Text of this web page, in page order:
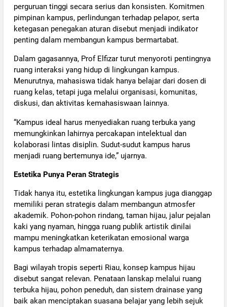
perguruan tinggi secara serius dan konsisten. Komitmen
pimpinan kampus, perlindungan terhadap pelapor, serta
ketegasan penegakan aturan disebut menjadi indikator
penting dalam membangun kampus bermartabat.
Dalam gagasannya, Prof Elfizar turut menyoroti pentingnya
ruang interaksi yang hidup di lingkungan kampus.
Menurutnya, mahasiswa tidak hanya belajar dari dosen di
ruang kelas, tetapi juga melalui organisasi, komunitas,
diskusi, dan aktivitas kemahasiswaan lainnya.
“Kampus ideal harus menyediakan ruang terbuka yang
memungkinkan lahirnya percakapan intelektual dan
kolaborasi lintas disiplin. Sudut-sudut kampus harus
menjadi ruang bertemunya ide,” ujarnya.
Estetika Punya Peran Strategis
Tidak hanya itu, estetika lingkungan kampus juga dianggap
memiliki peran strategis dalam membangun atmosfer
akademik. Pohon-pohon rindang, taman hijau, jalur pejalan
kaki yang nyaman, hingga ruang publik artistik dinilai
mampu meningkatkan keterikatan emosional warga
kampus terhadap almamaternya.
Bagi wilayah tropis seperti Riau, konsep kampus hijau
disebut sangat relevan. Penataan lanskap melalui ruang
terbuka hijau, pohon peneduh, dan sistem drainase yang
baik akan menciptakan suasana belajar yang lebih sejuk